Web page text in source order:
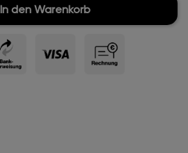
In den Warenkorb